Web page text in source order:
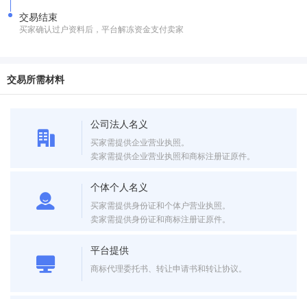
交易结束
买家确认过户资料后，平台解冻资金支付卖家
交易所需材料
公司法人名义
买家需提供企业营业执照。
卖家需提供企业营业执照和商标注册证原件。
个体个人名义
买家需提供身份证和个体户营业执照。
卖家需提供身份证和商标注册证原件。
平台提供
商标代理委托书、转让申请书和转让协议。